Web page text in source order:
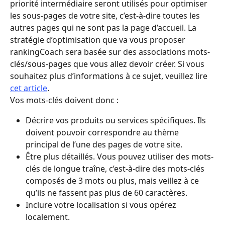
priorité intermédiaire seront utilisés pour optimiser
les sous-pages de votre site, c’est-à-dire toutes les
autres pages qui ne sont pas la page d’accueil. La
stratégie d’optimisation que va vous proposer
rankingCoach sera basée sur des associations mots-
clés/sous-pages que vous allez devoir créer. Si vous
souhaitez plus d’informations à ce sujet, veuillez lire
cet article.
Vos mots-clés doivent donc :
Décrire vos produits ou services spécifiques. Ils
doivent pouvoir correspondre au thème
principal de l’une des pages de votre site.
Être plus détaillés. Vous pouvez utiliser des mots-
clés de longue traîne, c’est-à-dire des mots-clés
composés de 3 mots ou plus, mais veillez à ce
qu’ils ne fassent pas plus de 60 caractères.
Inclure votre localisation si vous opérez
localement.